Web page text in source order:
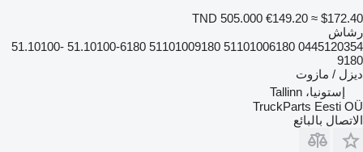
TND 505.000 €149.20 ≈ $172.40
رشاش
0445120354 51101006180 51101009180 51.10100-6180 51.10100-
9180
ديزل / مازوت
إستونيا، Tallinn
TruckParts Eesti OÜ
الاتصال بالبائع